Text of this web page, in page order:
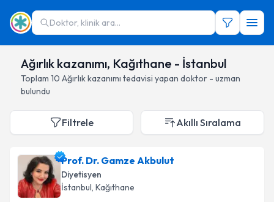
Doktor, klinik ara...
Ağırlık kazanımı, Kağıthane - İstanbul
Toplam 10 Ağırlık kazanımı tedavisi yapan doktor - uzman
bulundu
Filtrele Akıllı Sıralama
Prof. Dr. Gamze Akbulut
Diyetisyen
İstanbul, Kağıthane